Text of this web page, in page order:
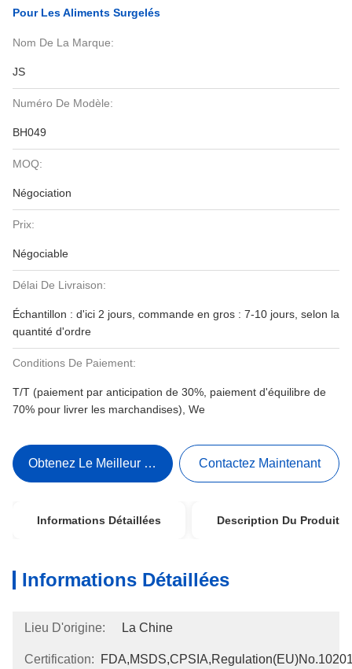
Pour Les Aliments Surgelés
Nom De La Marque:
JS
Numéro De Modèle:
BH049
MOQ:
Négociation
Prix:
Négociable
Délai De Livraison:
Échantillon : d'ici 2 jours, commande en gros : 7-10 jours, selon la
quantité d'ordre
Conditions De Paiement:
T/T (paiement par anticipation de 30%, paiement d'équilibre de
70% pour livrer les marchandises), We
Obtenez Le Meilleur Prix Contactez Maintenant
Informations Détaillées Description Du Produit
Informations Détaillées
Lieu D'origine: La Chine
Certification: